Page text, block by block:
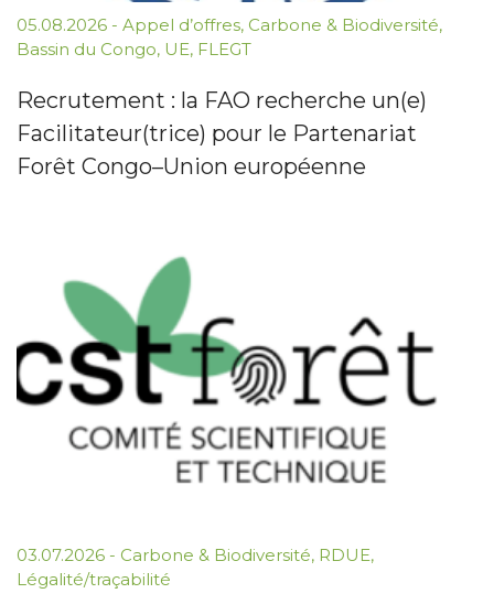
05.08.2026 - Appel d’offres, Carbone & Biodiversité,
Bassin du Congo, UE, FLEGT
Recrutement : la FAO recherche un(e)
Facilitateur(trice) pour le Partenariat
Forêt Congo–Union européenne
03.07.2026 - Carbone & Biodiversité, RDUE,
Légalité/traçabilité